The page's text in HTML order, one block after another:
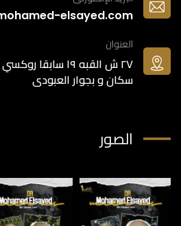
elsayed.com
العنوان
٢٧ ش القبه ١٩
سكان و بجوار العبودى
الصور